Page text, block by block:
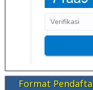
Format